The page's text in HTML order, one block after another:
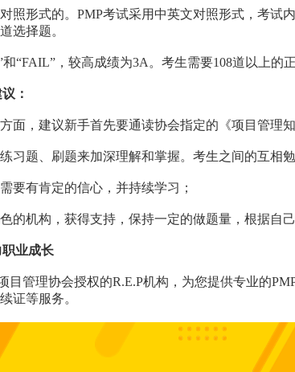
照形式的。PMP考试采用中英文对照形式，考试
选择题。
和“FAIL”，较高成绩为3A。考生需要108道以上的
：
面，建议新手首先要通读协会指定的《项目管理
习题、刷题来加深理解和掌握。考生之间的互相
要有肯定的信心，并持续学习；
的机构，获得支持，保持一定的做题量，根据自
业成长
目管理协会授权的R.E.P机构，为您提供专业的
证等服务。